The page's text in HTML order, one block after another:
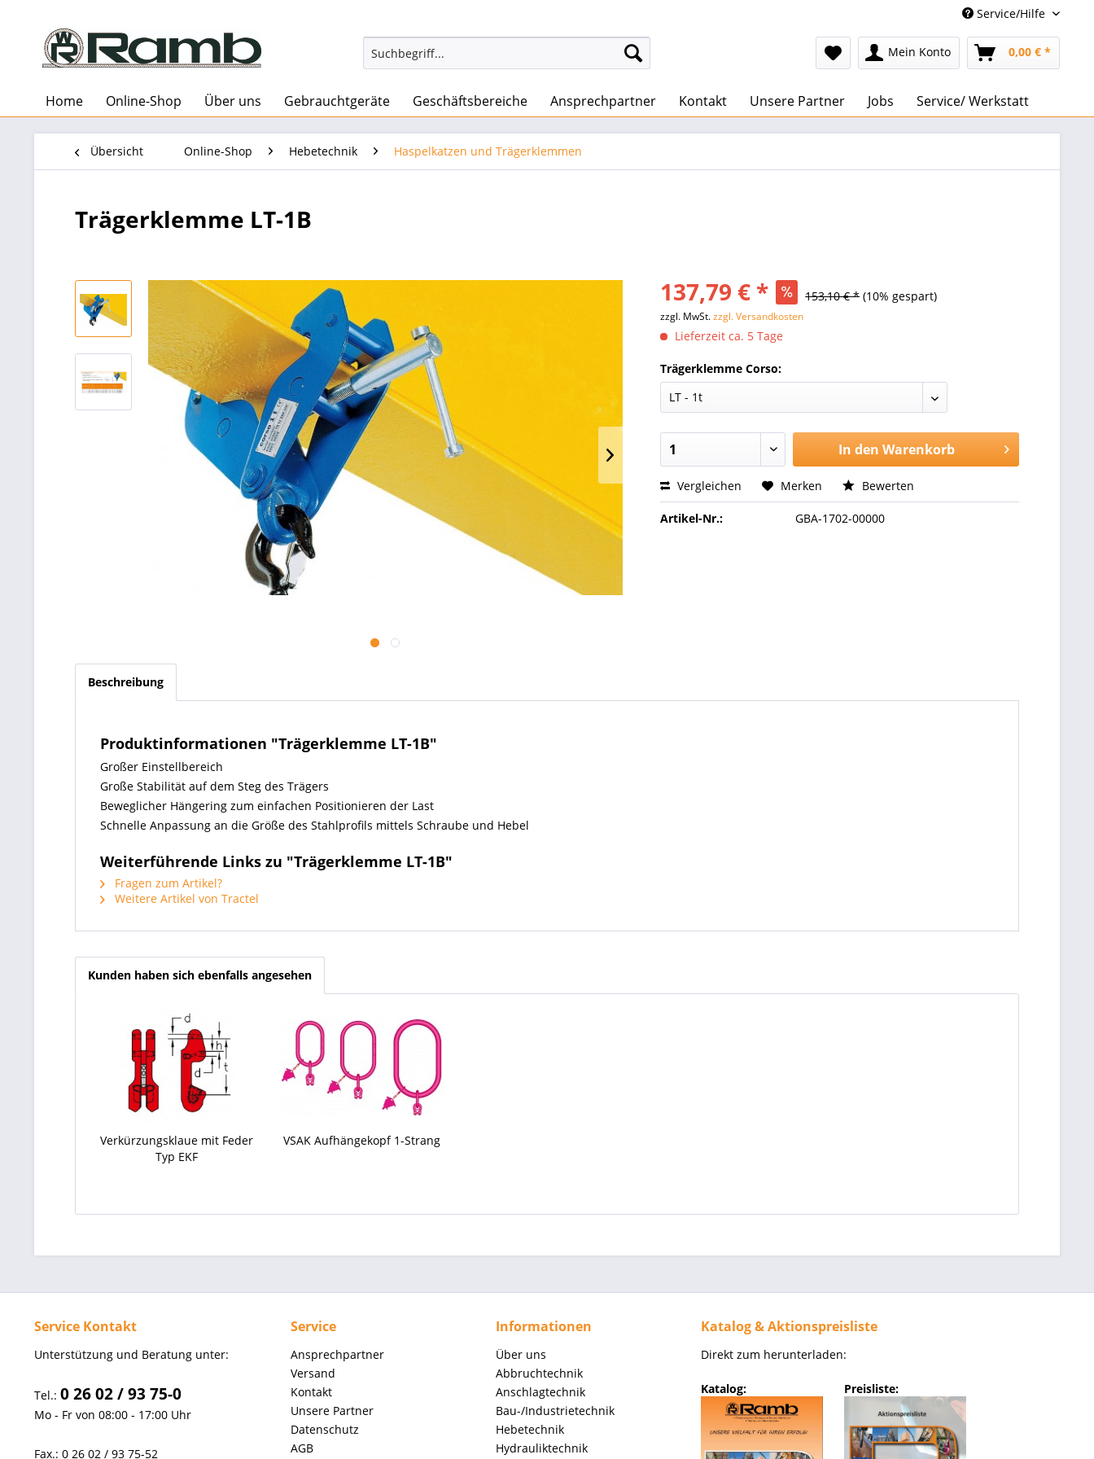
Service/Hilfe
Mein Konto 0,00 € *
Home Online-Shop Über uns Gebrauchtgeräte Geschäftsbereiche Ansprechpartner Kontakt Unsere Partner Jobs Service/ Werkstatt
Übersicht Online-Shop Hebetechnik Haspelkatzen und Trägerklemmen
Trägerklemme LT-1B
137,79 € * 153,10 € * (10% gespart)
zzgl. MwSt.zzgl. Versandkosten
Lieferzeit ca. 5 Tage
Trägerklemme Corso:
In den Warenkorb
Vergleichen Merken Bewerten
Artikel-Nr.: GBA-1702-00000
Beschreibung
Produktinformationen "Trägerklemme LT-1B"
Großer Einstellbereich
Große Stabilität auf dem Steg des Trägers
Beweglicher Hängering zum einfachen Positionieren der Last
Schnelle Anpassung an die Größe des Stahlprofils mittels Schraube und Hebel
Weiterführende Links zu "Trägerklemme LT-1B"
Fragen zum Artikel?
Weitere Artikel von Tractel
Kunden haben sich ebenfalls angesehen
Verkürzungsklaue mit Feder
Typ EKF
VSAK Aufhängekopf 1-Strang
Service Kontakt
Unterstützung und Beratung unter:
Tel.: 0 26 02 / 93 75-0
Mo - Fr von 08:00 - 17:00 Uhr
Fax.: 0 26 02 / 93 75-52
Service
Ansprechpartner
Versand
Kontakt
Unsere Partner
Datenschutz
AGB
Informationen
Über uns
Abbruchtechnik
Anschlagtechnik
Bau-/Industrietechnik
Hebetechnik
Hydrauliktechnik
Katalog & Aktionspreisliste
Direkt zum herunterladen:
Katalog: Preisliste: